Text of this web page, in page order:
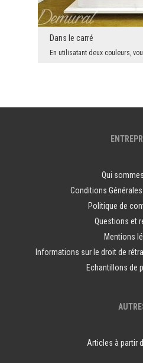
Dans le carré
Qui
Conditions Générales
Politique de
Questions et
Mentions
Informations sur le droit de
Echantillons de
Articles à partir